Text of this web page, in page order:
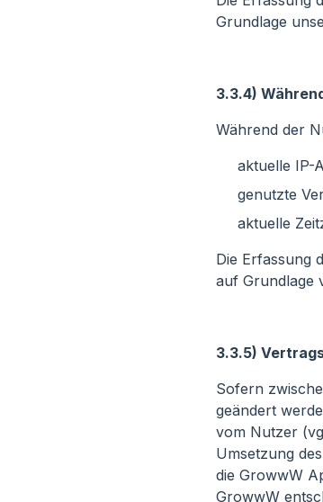
Grundlage
3.3.4)
Während der
aktuelle IP-
genutzte
aktuelle
Die Erfassung
auf Grundlage
3.3.5)
Sofern
geändert
vom Nutzer
Umsetzung
die GrowwW
GrowwW